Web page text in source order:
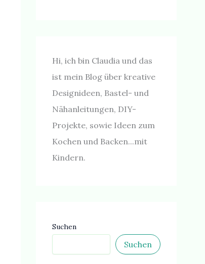
Hi, ich bin Claudia und das
ist mein Blog über kreative
Designideen, Bastel- und
Nähanleitungen, DIY-
Projekte, sowie Ideen zum
Kochen und Backen...mit
Kindern.
Suchen
Suchen